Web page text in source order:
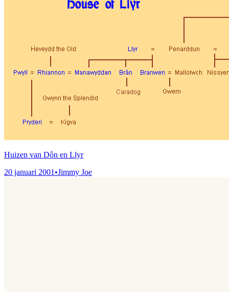
Huizen van Dôn en Llyr
20 januari 2001 •Jimmy Joe